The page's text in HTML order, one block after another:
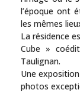
l’époque ont
les mêmes
La résidence
Cube »
Taulignan.
Une
photos